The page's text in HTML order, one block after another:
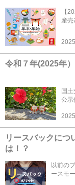
【
産
令和７年(2025年
国
公示
リースバックに
は！？
以前の
ースモ